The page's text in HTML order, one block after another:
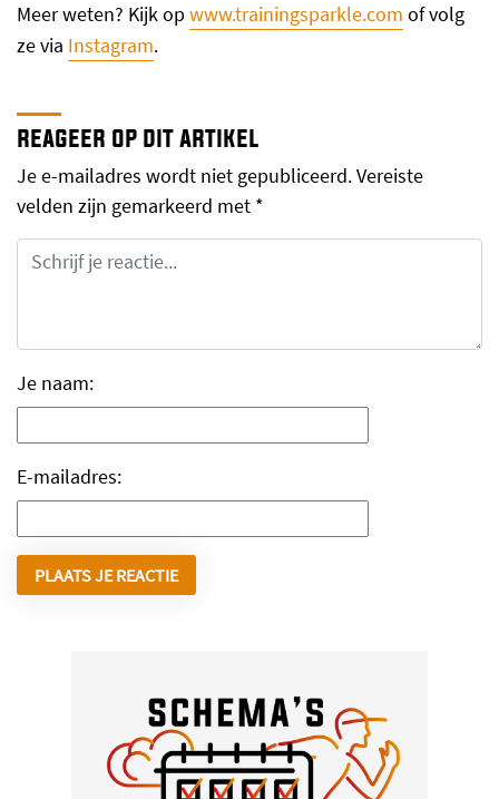
Meer weten? Kijk opwww.trainingsparkle.com of volg
ze via Instagram.
reageer op dit artikel
Je e-mailadres wordt niet gepubliceerd.Vereiste
velden zijn gemarkeerd met *
Je naam:
E-mailadres: